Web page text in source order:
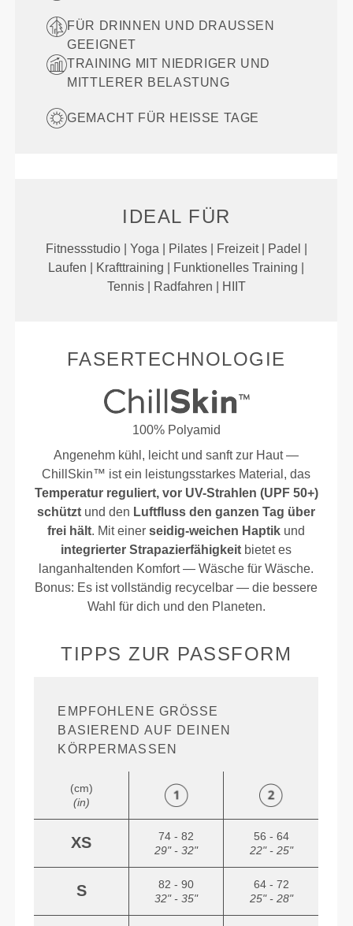
FÜR DRINNEN UND DRAUSSEN G
EEIGNET
TRAINING MIT NIEDRIGER UND
MITTLERER BELASTUNG
GEMACHT FÜR HEISSE TAGE
IDEAL FÜR
Fitnessstudio | Yoga | Pilates | Freizeit | Padel |
Laufen | Krafttraining | Funktionelles Training |
Tennis | Radfahren | HIIT
FASERTECHNOLOGIE
100% Polyamid
Angenehm kühl, leicht und sanft zur Haut —
ChillSkin™ ist ein leistungsstarkes Material, das
Temperatur reguliert, vor UV-Strahlen (UPF 50+)
schützt und den Luftfluss den ganzen Tag über
frei hält. Mit einerseidig-weichen Haptik und
integrierter Strapazierfähigkeit bietet es
langanhaltenden Komfort — Wäsche für Wäsche.
Bonus: Es ist vollständig recycelbar — die bessere
Wahl für dich und den Planeten.
TIPPS ZUR PASSFORM
EMPFOHLENE GRÖSSE B
ASIEREND AUF DEINEN K
ÖRPERMASSEN
(cm)
(in)
XS
74 - 82
29" - 32"
56 - 64
22" - 25"
S
82 - 90
32" - 35"
64 - 72
25" - 28"